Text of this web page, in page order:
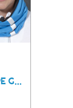
ECHARPE PUBLICITAIRE GONA